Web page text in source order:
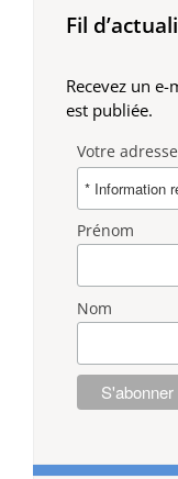
Fil
Recevez un
est publiée.
Votre
Prénom
Nom